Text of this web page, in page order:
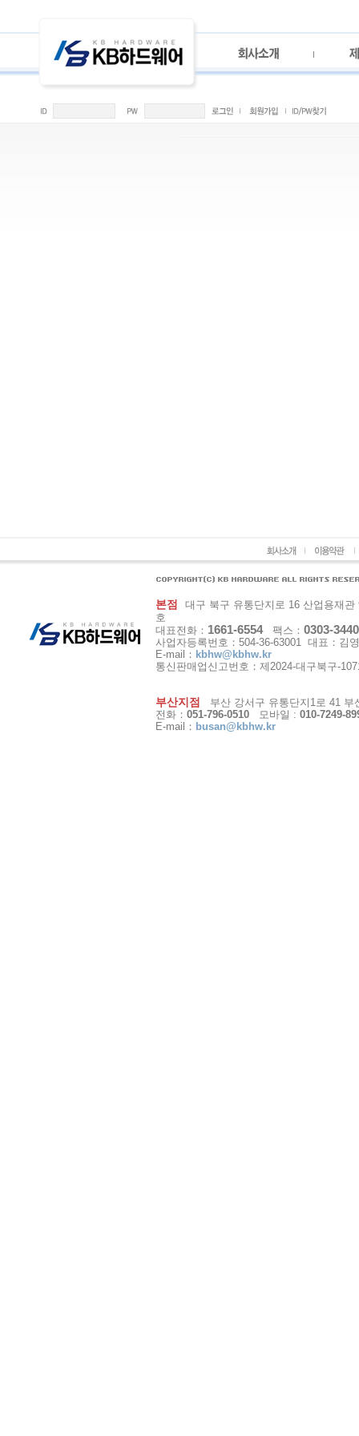
본점
대구 북구 유통단지로 16 산업용재
호
대표전화： 1661-6554팩스： 0303-
사업자등록번호：504-36-63001 대표：김
E-mail： kbhw@kbhw.kr
통신판매업신고번호：제2024-대구북구-
부산지점
부산 강서구 유통단지1로 41 부
전화： 051-796-0510 모바일 : 010-7249-
E-mail： busan@kbhw.kr